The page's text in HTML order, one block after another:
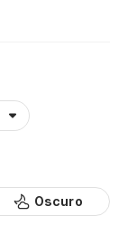
Oscuro